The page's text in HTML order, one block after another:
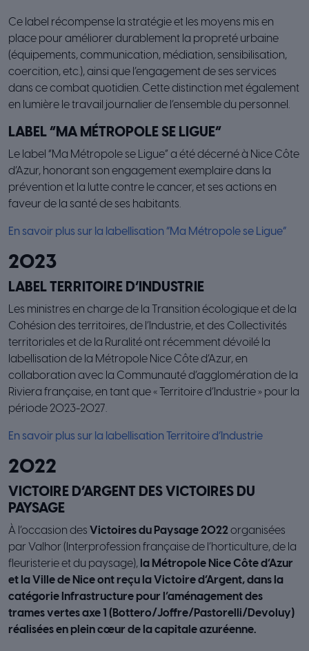
Ce label récompense la stratégie et les moyens mis en
place pour améliorer durablement la propreté urbaine
(équipements, communication, médiation, sensibilisation,
coercition, etc.), ainsi que l’engagement de ses services
dans ce combat quotidien. Cette distinction met également
en lumière le travail journalier de l’ensemble du personnel.
LABEL “MA MÉTROPOLE SE LIGUE”
Le label “Ma Métropole se Ligue” a été décerné à Nice Côte
d’Azur, honorant son engagement exemplaire dans la
prévention et la lutte contre le cancer, et ses actions en
faveur de la santé de ses habitants.
En savoir plus sur la labellisation “Ma Métropole se Ligue”
2023
LABEL TERRITOIRE D’INDUSTRIE
Les ministres en charge de la Transition écologique et de la
Cohésion des territoires, de l’Industrie, et des Collectivités
territoriales et de la Ruralité ont récemment dévoilé la
labellisation de la Métropole Nice Côte d’Azur, en
collaboration avec la Communauté d’agglomération de la
Riviera française, en tant que « Territoire d’Industrie » pour la
période 2023-2027.
En savoir plus sur la labellisation Territoire d’Industrie
2022
VICTOIRE D’ARGENT DES VICTOIRES DU
PAYSAGE
À l’occasion des Victoires du Paysage 2022 organisées
par Valhor (Interprofession française de l’horticulture, de la
fleuristerie et du paysage), la Métropole Nice Côte d’Azur
et la Ville de Nice ont reçu la Victoire d’Argent, dans la
catégorie Infrastructure pour l’aménagement des
trames vertes axe 1 (Bottero/Joffre/Pastorelli/Devoluy)
réalisées en plein cœur de la capitale azuréenne.